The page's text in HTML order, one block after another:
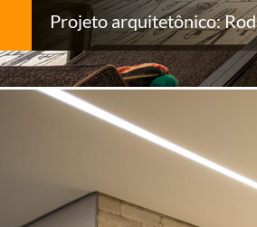
Projeto arquitetônico: